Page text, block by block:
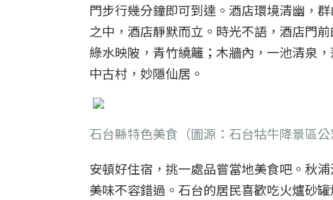
門步行幾分鐘即可到達。酒店環境清幽，
之中，酒店靜默而立。時光不語，酒店門
綠水映陂，青竹繞籬；木牆內，一池清泉
中古村，妙隱仙居。
石台縣特色美食（圖源：石台牯牛降景區公
安頓好住宿，挑一處品嘗當地美食吧。秋
美味不容錯過。石台的居民喜歡吃火爐